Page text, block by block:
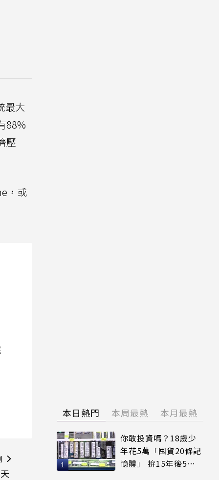
最大
88%
壓
，或
本日熱門 本周最熱 本月最熱
你敢投資嗎？18歲少
年花5萬「囤貨20條記
憶體」 拚15年後5倍